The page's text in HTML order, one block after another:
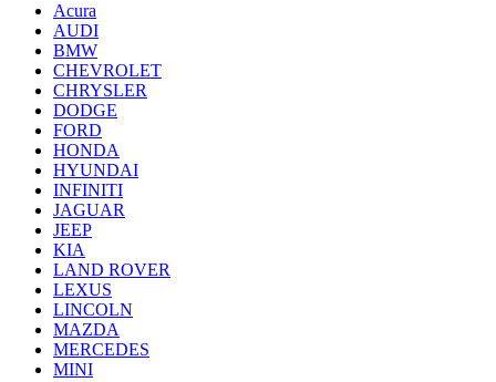
Acura
AUDI
BMW
CHEVROLET
CHRYSLER
DODGE
FORD
HONDA
HYUNDAI
INFINITI
JAGUAR
JEEP
KIA
LAND ROVER
LEXUS
LINCOLN
MAZDA
MERCEDES
MINI